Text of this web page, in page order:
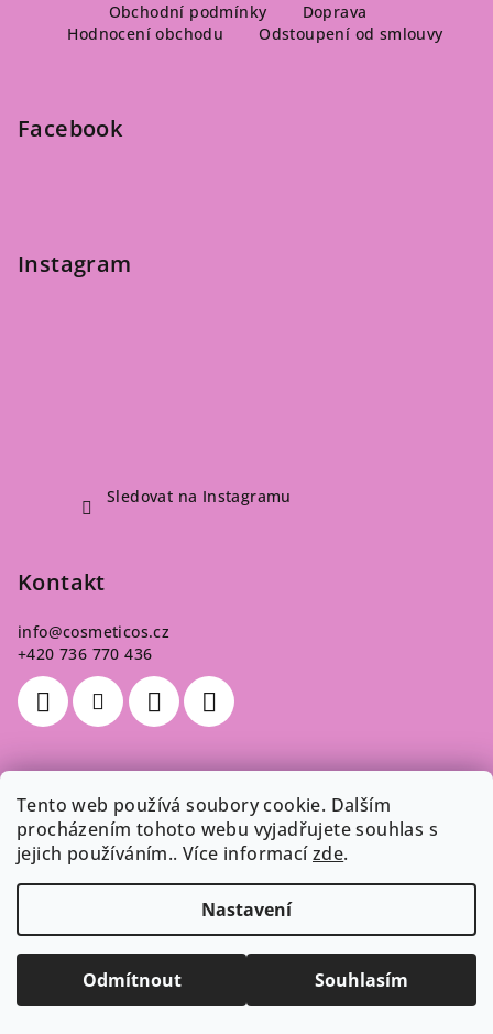
Tento web používá soubory cookie. Dalším
procházením tohoto webu vyjadřujete souhlas s
jejich používáním.. Více informacízde.
Nastavení
Odmítnout Souhlasím
Obchodní podmínky
Doprava
Hodnocení obchodu
Odstoupení od smlouvy
Facebook
Instagram
Sledovat na Instagramu
Kontakt
info@cosmeticos.cz
+420 736 770 436
Poslední hodnocení produktů
Melír Americký - sada 125 g
| Dana
Odebírat newsletter